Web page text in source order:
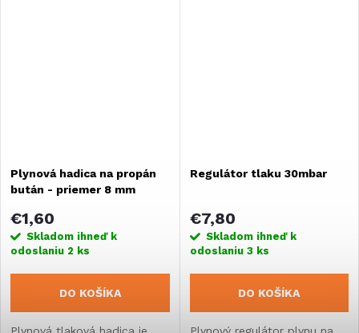
Plynová hadica na propán
bután - priemer 8 mm
€1,60
Skladom ihneď k
odoslaniu 2 ks
DO KOŠÍKA
Regulátor tlaku 30mbar
€7,80
Skladom ihneď k
odoslaniu 3 ks
DO KOŠÍKA